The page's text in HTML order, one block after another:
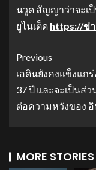
นวูด สัญญาว่าจะเ
ยูไนเต็ด https://ข่
Previous
เอดินยังคงแข็งแกร่
37 ปี และจะเป็นส่
ต่อความหวังของ อิ
MORE STORIES